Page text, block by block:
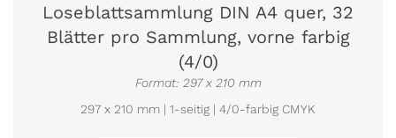
Loseblattsammlung DIN A4 quer, 32
Blätter pro Sammlung, vorne farbig
(4/0)
Format: 297 x 210 mm
297 x 210 mm | 1-seitig | 4/0-farbig CMYK